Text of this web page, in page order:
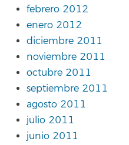
febrero 2012
enero 2012
diciembre 2011
noviembre 2011
octubre 2011
septiembre 2011
agosto 2011
julio 2011
junio 2011